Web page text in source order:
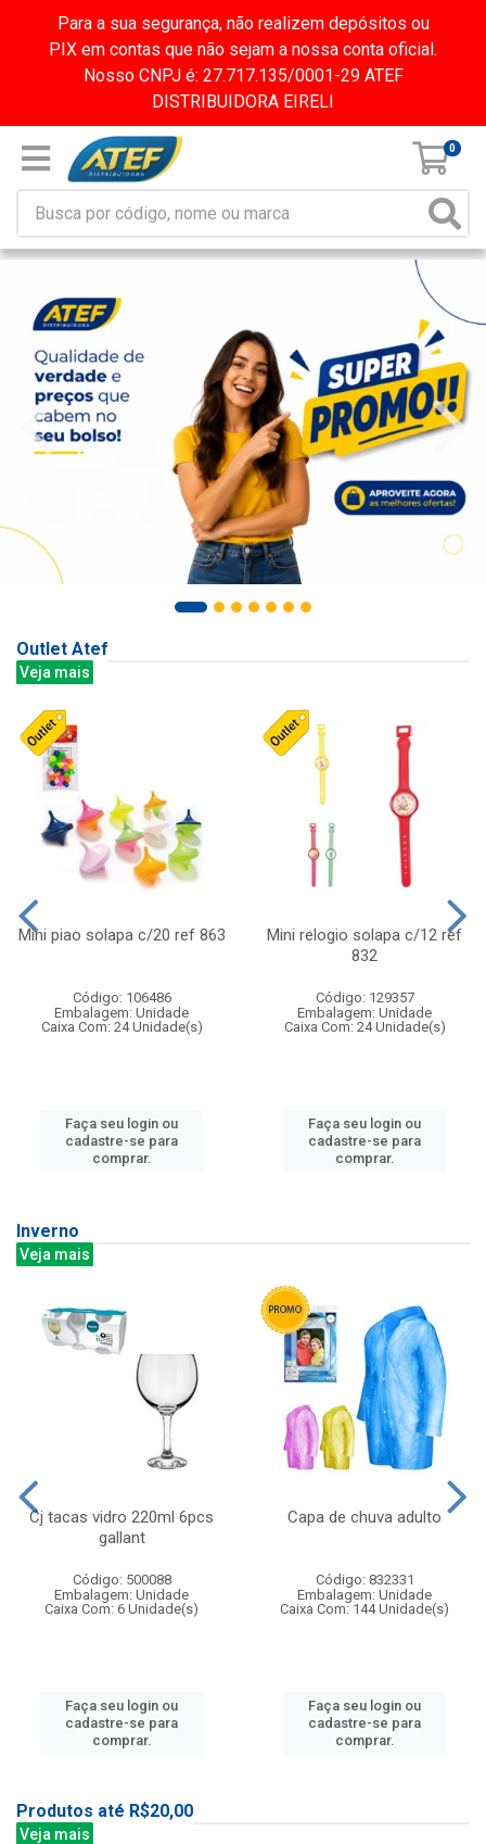
Para a sua segurança, não realizem depósitos ou
PIX em contas que não sejam a nossa conta oficial.
Nosso CNPJ é: 27.717.135/0001-29 ATEF
DISTRIBUIDORA EIRELI
0
Outlet Atef
Veja mais
Mini piao solapa c/20 ref 863
Código: 106486
Embalagem: Unidade
Caixa Com: 24 Unidade(s)
Faça seu login ou
cadastre-se para
comprar.
Mini relogio solapa c/12 ref
832
Código: 129357
Embalagem: Unidade
Caixa Com: 24 Unidade(s)
Faça seu login ou
cadastre-se para
comprar.
Inverno
Veja mais
Cj tacas vidro 220ml 6pcs
gallant
Código: 500088
Embalagem: Unidade
Caixa Com: 6 Unidade(s)
Faça seu login ou
cadastre-se para
comprar.
Capa de chuva adulto
Código: 832331
Embalagem: Unidade
Caixa Com: 144 Unidade(s)
Faça seu login ou
cadastre-se para
comprar.
Produtos até R$20,00
Veja mais